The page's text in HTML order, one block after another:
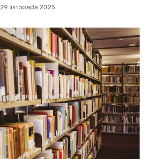
29 listopada 2025